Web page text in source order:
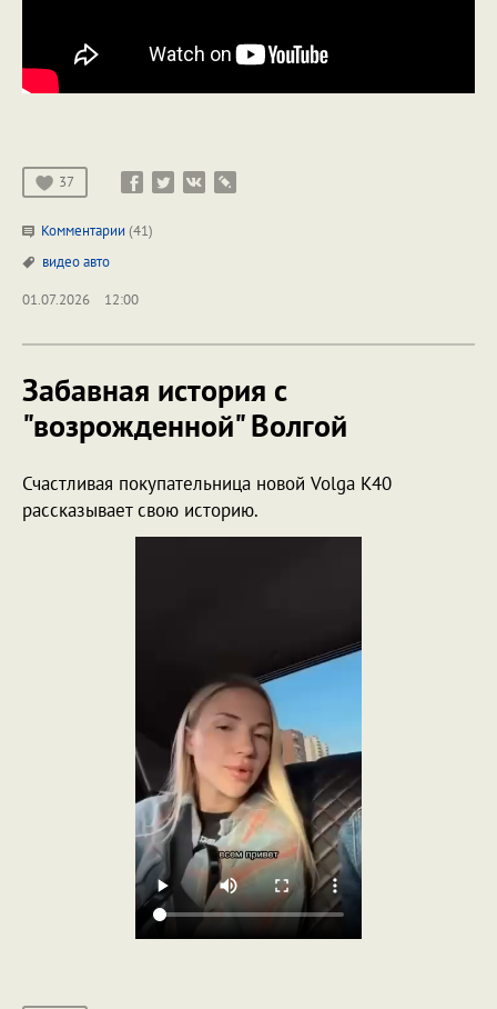
37
Комментарии (41)
видеоавто
01.07.2026
12:00
Забавная история с
"возрожденной" Волгой
Счастливая покупательница новой Volga K40
рассказывает свою историю.